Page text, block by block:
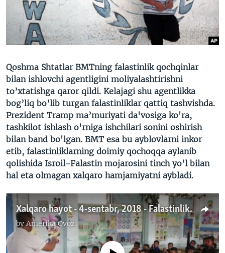
VIDEO
XABARLAR SURATLARDA
ODNOKLASSNIKI
TELEGRAM
TWITTER
SOUNDCLOUD
VOA
Qoshma Shtatlar BMTning falastinlik qochqinlar
bilan ishlovchi agentligini moliyalashtirishni
to’xtatishga qaror qildi. Kelajagi shu agentlikka
bog’liq bo’lib turgan falastinliklar qattiq tashvishda.
Prezident Tramp ma’muriyati da'vosiga ko'ra,
tashkilot ishlash o'rniga ishchilari sonini oshirish
bilan band bo'lgan. BMT esa bu ayblovlarni inkor
etib, falastinliklarning doimiy qochoqqa aylanib
qolishida Isroil-Falastin mojarosini tinch yo’l bilan
hal eta olmagan xalqaro hamjamiyatni aybladi.
Xalqaro hayot - 4-sentabr, 2018 - Falastinliklarga yordam taqdiri
byAmerika Ovozi
No media source currently available